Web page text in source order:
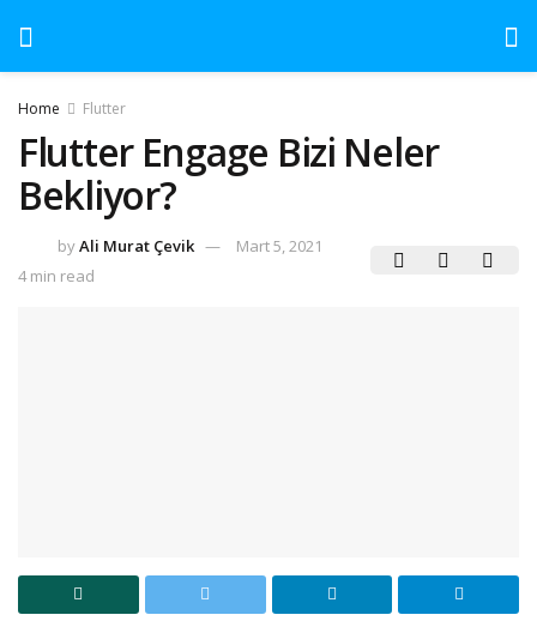
Home Flutter
Flutter Engage Bizi Neler
Bekliyor?
byAli Murat Çevik
Mart 5, 2021
4 min read